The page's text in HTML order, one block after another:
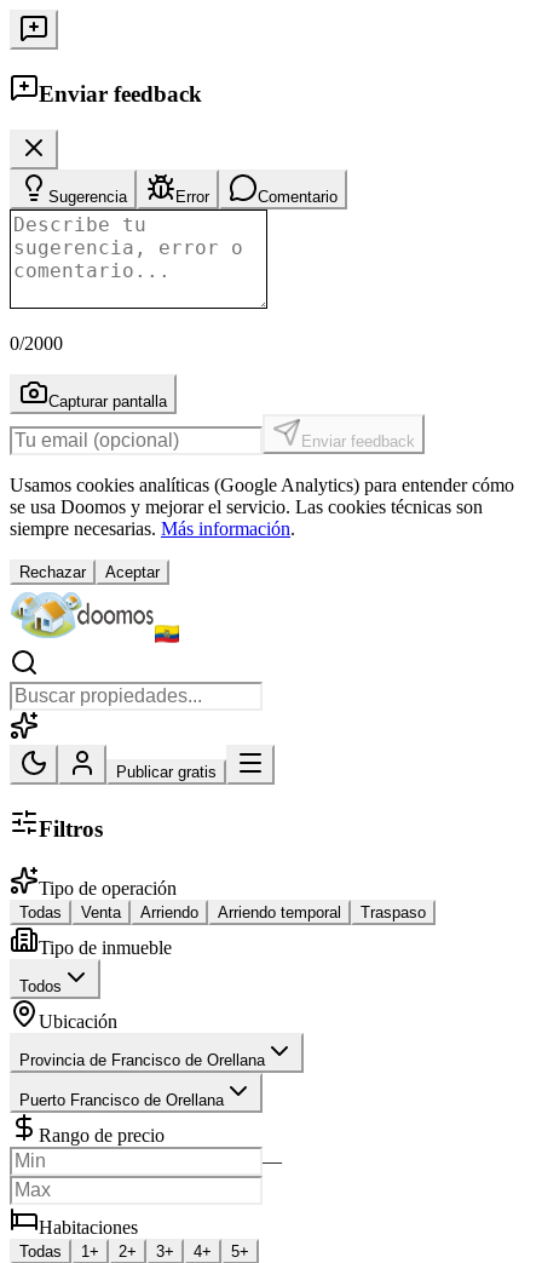
Enviar feedback
Sugerencia Error Comentario
0/2000
Capturar pantalla
Enviar feedback
Usamos cookies analíticas (Google Analytics) para entender cómo
se usa Doomos y mejorar el servicio. Las cookies técnicas son
siempre necesarias. Más información.
Rechazar Aceptar
Publicar gratis
Filtros
Tipo de operación
Todas Venta Arriendo Arriendo temporal Traspaso
Tipo de inmueble
Todos
Ubicación
Provincia de Francisco de Orellana
Puerto Francisco de Orellana
Rango de precio
—
Habitaciones
Todas 1+ 2+ 3+ 4+ 5+